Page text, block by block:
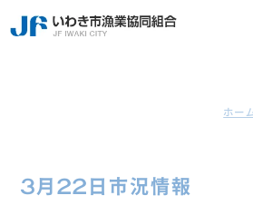
ホー
3月22日市況情報